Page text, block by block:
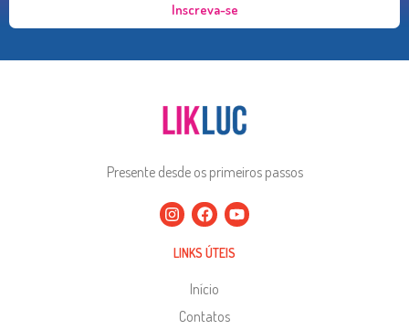
Inscreva-se
Presente desde os primeiros passos
LINKS ÚTEIS
Início
Contatos